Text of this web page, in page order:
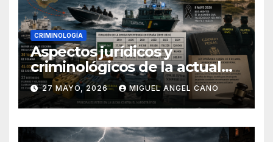
CRIMINOLOGÍA
Aspectos jurídicos y
criminológicos de la actual
lucha contra el narcotráfico
en el sur de España
27 MAYO, 2026 MIGUEL ANGEL CANO